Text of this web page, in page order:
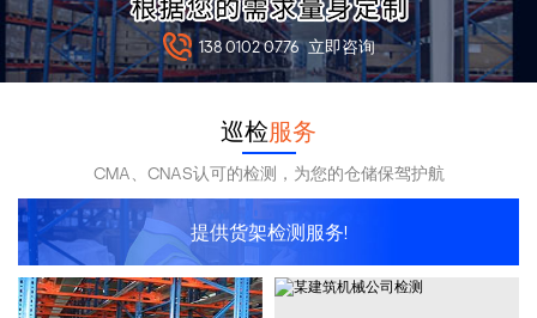
138 0102 0776 立即咨询
巡检服务
CMA、CNAS认可的检测，为您的仓储保驾护航
提供货架检测服务!